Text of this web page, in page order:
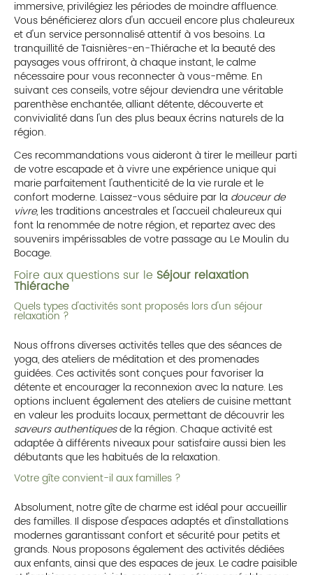
immersive, privilégiez les périodes de moindre affluence.
Vous bénéficierez alors d'un accueil encore plus chaleureux
et d'un service personnalisé attentif à vos besoins. La
tranquillité de Taisnières-en-Thiérache et la beauté des
paysages vous offriront, à chaque instant, le calme
nécessaire pour vous reconnecter à vous-même. En
suivant ces conseils, votre séjour deviendra une véritable
parenthèse enchantée, alliant détente, découverte et
convivialité dans l'un des plus beaux écrins naturels de la
région.
Ces recommandations vous aideront à tirer le meilleur parti
de votre escapade et à vivre une expérience unique qui
marie parfaitement l'authenticité de la vie rurale et le
confort moderne. Laissez-vous séduire par la douceur de
vivre, les traditions ancestrales et l'accueil chaleureux qui
font la renommée de notre région, et repartez avec des
souvenirs impérissables de votre passage au Le Moulin du
Bocage.
Foire aux questions sur le Séjour relaxation
Thiérache
Quels types d'activités sont proposés lors d'un séjour
relaxation ?
Nous offrons diverses activités telles que des séances de
yoga, des ateliers de méditation et des promenades
guidées. Ces activités sont conçues pour favoriser la
détente et encourager la reconnexion avec la nature. Les
options incluent également des ateliers de cuisine mettant
en valeur les produits locaux, permettant de découvrir les
saveurs authentiquesde la région. Chaque activité est
adaptée à différents niveaux pour satisfaire aussi bien les
débutants que les habitués de la relaxation.
Votre gîte convient-il aux familles ?
Absolument, notre gîte de charme est idéal pour accueillir
des familles. Il dispose d'espaces adaptés et d'installations
modernes garantissant confort et sécurité pour petits et
grands. Nous proposons également des activités dédiées
aux enfants, ainsi que des espaces de jeux. Le cadre paisible